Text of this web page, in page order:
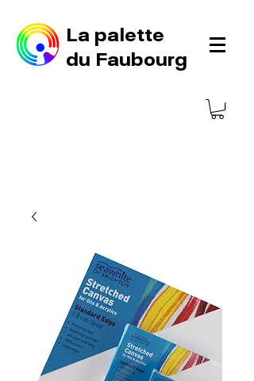
La palette
du Faubourg